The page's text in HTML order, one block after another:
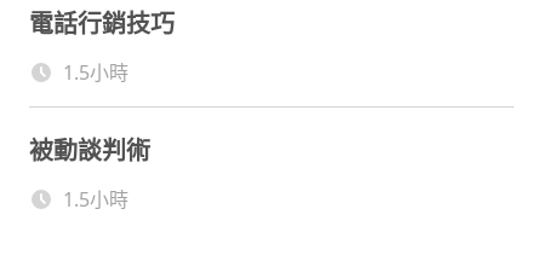
電話行銷技巧
1.5小時
被動談判術
1.5小時